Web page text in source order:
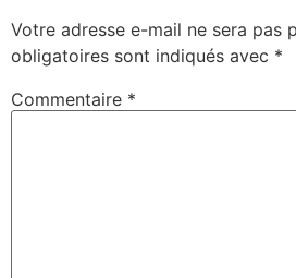
Votre adresse e-mail ne sera pas
obligatoires sont indiqués avec *
Commentaire *